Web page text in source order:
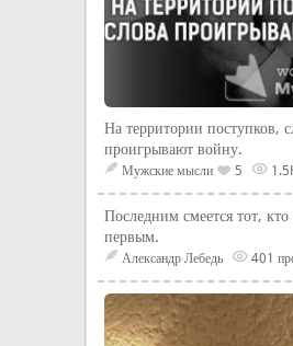
На территории поступков,
проигрывают войну.
Мужские мысли 5
Последним смеется тот, кто
первым.
Александр Лебедь 401